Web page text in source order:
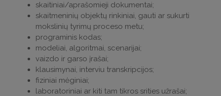
skaitiniai/aprašomieji dokumentai;
skaitmeninių objektų rinkiniai, gauti ar sukurti
mokslinių tyrimų proceso metu;
programinis kodas;
modeliai, algoritmai, scenarijai;
vaizdo ir garso įrašai;
klausimynai, interviu transkripcijos;
fiziniai mėginiai;
laboratoriniai ar kiti tam tikros srities užrašai;